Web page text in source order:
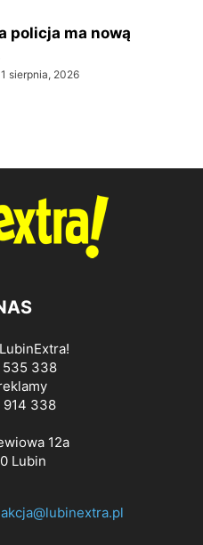
policja ma nową
1 sierpnia, 2026
338
338
12a
Lubin